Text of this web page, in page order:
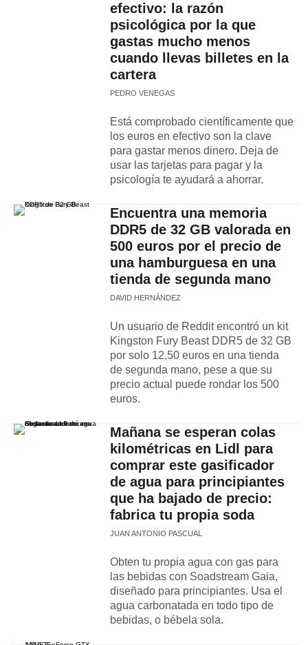
efectivo: la razón
psicológica por la que
gastas mucho menos
cuando llevas billetes en la
cartera
PEDRO VENEGAS
Está comprobado científicamente que
los euros en efectivo son la clave
para gastar menos dinero. Deja de
usar las tarjetas para pagar y la
psicología te ayudará a ahorrar.
Encuentra una memoria
DDR5 de 32 GB valorada en
500 euros por el precio de
una hamburguesa en una
tienda de segunda mano
DAVID HERNÁNDEZ
Un usuario de Reddit encontró un kit
Kingston Fury Beast DDR5 de 32 GB
por solo 12,50 euros en una tienda
de segunda mano, pese a que su
precio actual puede rondar los 500
euros.
Mañana se esperan colas
kilométricas en Lidl para
comprar este gasificador
de agua para principiantes
que ha bajado de precio:
fabrica tu propia soda
JUAN ANTONIO PASCUAL
Obten tu propia agua con gas para
las bebidas con Soadstream Gaia,
diseñado para principiantes. Usa el
agua carbonatada en todo tipo de
bebidas, o bébela sola.